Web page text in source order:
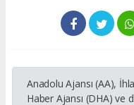
Anadolu Ajansı (AA),
Haber Ajansı (DHA) ve